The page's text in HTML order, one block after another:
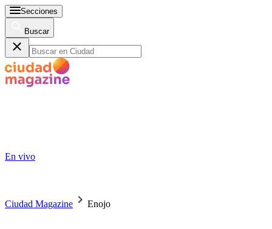
Secciones
Buscar
En vivo
Ciudad Magazine Enojo